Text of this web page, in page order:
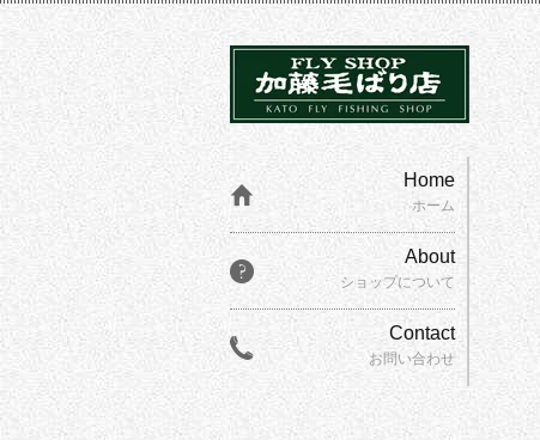
Home
ホーム
About
ショップについて
Contact
お問い合わせ